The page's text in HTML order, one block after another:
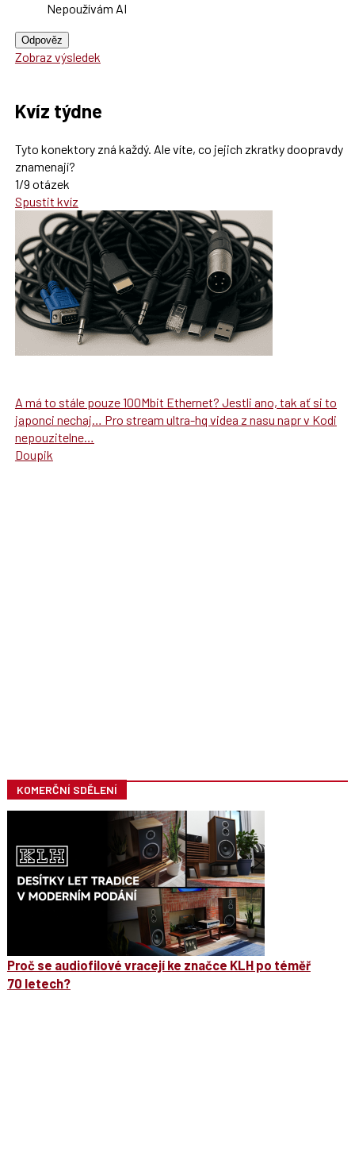
Nepoužívám AI
Odpověz
Zobraz výsledek
Kvíz týdne
Tyto konektory zná každý. Ale víte, co jejich zkratky doopravdy
znamenají?
1/9 otázek
Spustit kvíz
A má to stále pouze 100Mbit Ethernet? Jestli ano, tak ať si to
japonci nechaj… Pro stream ultra-hq videa z nasu napr v Kodi
nepouzitelne…
Doupik
KOMERČNÍ SDĚLENÍ
Proč se audiofilové vracejí ke značce KLH po téměř
70 letech?